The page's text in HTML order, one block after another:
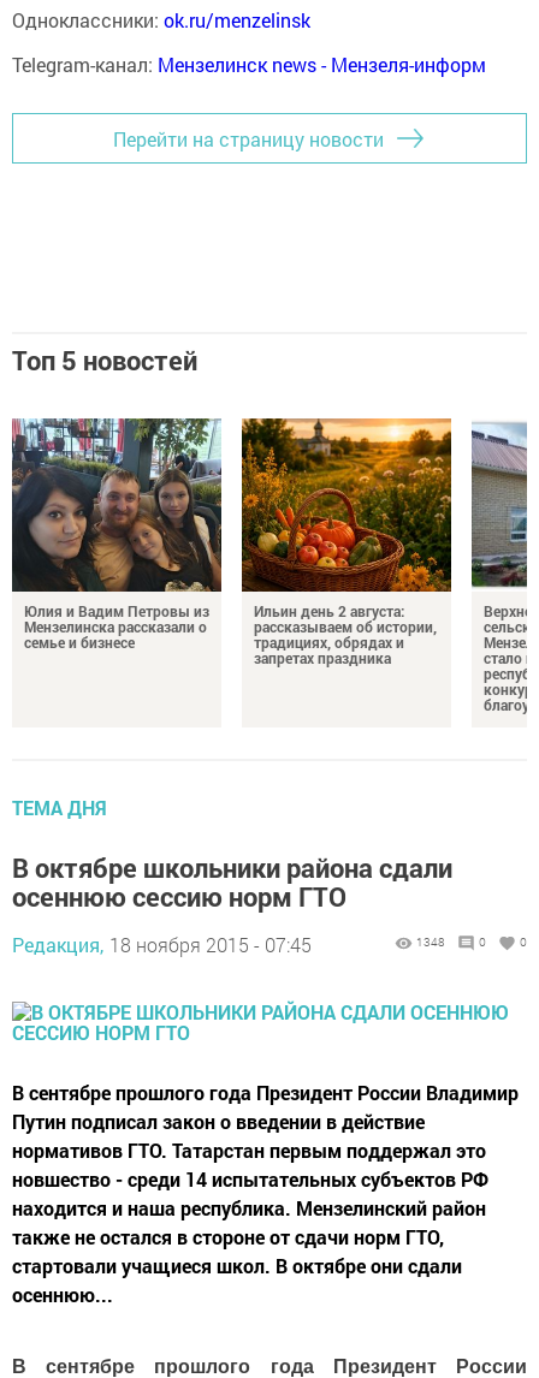
Одноклассники: ok.ru/menzelinsk
Telegram-канал: Мензелинск news - Мензеля-информ
Перейти на страницу новости
Топ 5 новостей
Юлия и Вадим Петровы из
Мензелинска рассказали о
семье и бизнесе
Ильин день 2 августа:
рассказываем об истории,
традициях, обрядах и
запретах праздника
стало
ТЕМА ДНЯ
В октябре школьники района сдали
осеннюю сессию норм ГТО
Редакция, 18 ноября 2015 - 07:45 1348 0 0
В сентябре прошлого года Президент России Владимир
Путин подписал закон о введении в действие
нормативов ГТО. Татарстан первым поддержал это
новшество - среди 14 испытательных субъектов РФ
находится и наша республика. Мензелинский район
также не остался в стороне от сдачи норм ГТО,
стартовали учащиеся школ. В октябре они сдали
осеннюю...
В сентябре прошлого года Президент России